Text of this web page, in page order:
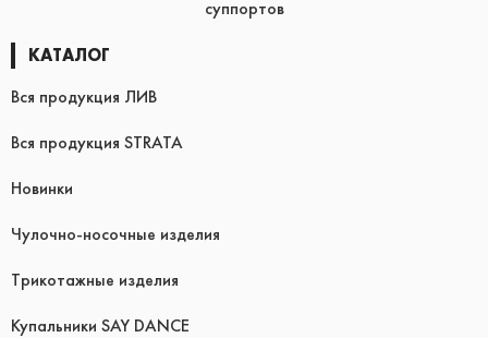
суппортов
КАТАЛОГ
Вся продукция ЛИВ
Вся продукция STRATA
Новинки
Чулочно-носочные изделия
Трикотажные изделия
Купальники SAY DANCE